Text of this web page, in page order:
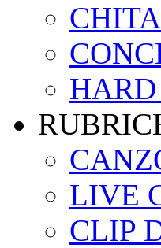
LIVE
CLIP